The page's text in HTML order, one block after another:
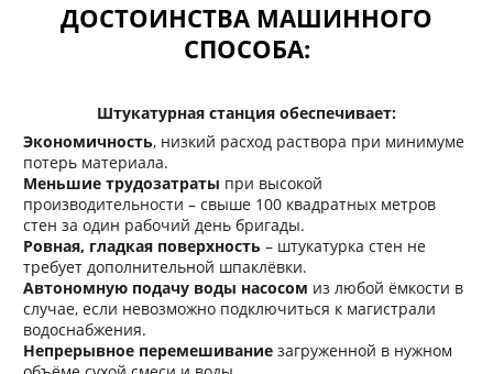
ДОСТОИНСТВА МАШИННОГО
СПОСОБА:
Штукатурная станция обеспечивает:
Экономичность, низкий расход раствора при минимуме
потерь материала.
Меньшие трудозатраты при высокой
производительности – свыше 100 квадратных метров
стен за один рабочий день бригады.
Ровная, гладкая поверхность – штукатурка стен не
требует дополнительной шпаклёвки.
Автономную подачу воды насосом из любой ёмкости в
случае, если невозможно подключиться к магистрали
водоснабжения.
Непрерывное перемешивание загруженной в нужном